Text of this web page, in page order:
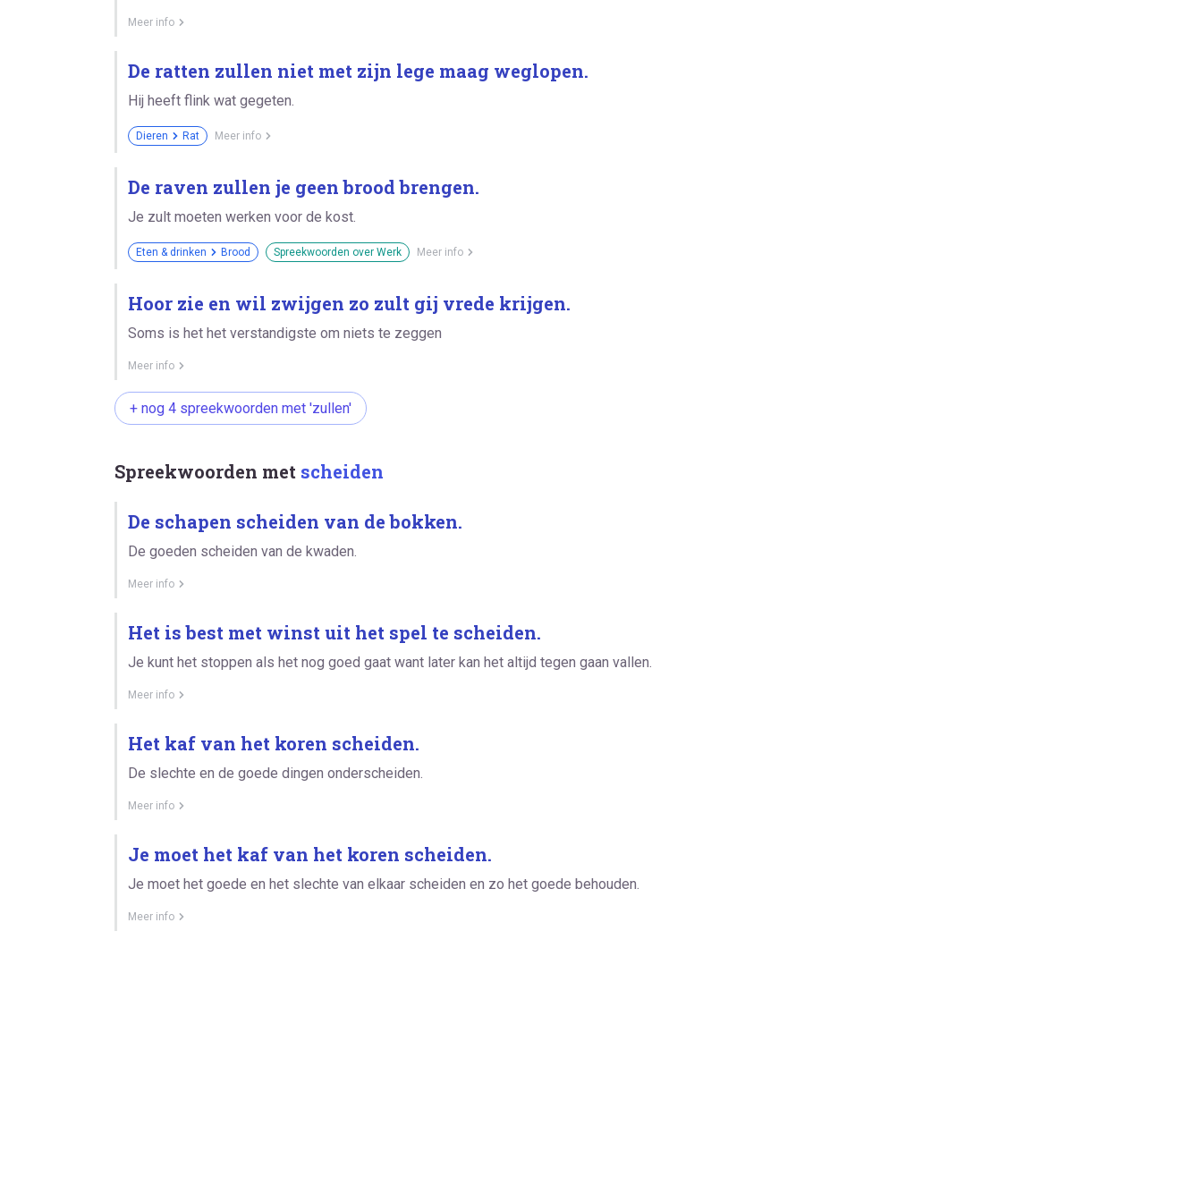
Meer info
De ratten zullen niet met zijn lege maag weglopen.
Hij heeft flink wat gegeten.
Dieren Rat Meer info
De raven zullen je geen brood brengen.
Je zult moeten werken voor de kost.
Eten & drinken Brood Spreekwoorden over Werk Meer info
Hoor zie en wil zwijgen zo zult gij vrede krijgen.
Soms is het het verstandigste om niets te zeggen
Meer info
+ nog 4 spreekwoorden met 'zullen'
Spreekwoorden met scheiden
De schapen scheiden van de bokken.
De goeden scheiden van de kwaden.
Meer info
Het is best met winst uit het spel te scheiden.
Je kunt het stoppen als het nog goed gaat want later kan het altijd tegen gaan vallen.
Meer info
Het kaf van het koren scheiden.
De slechte en de goede dingen onderscheiden.
Meer info
Je moet het kaf van het koren scheiden.
Je moet het goede en het slechte van elkaar scheiden en zo het goede behouden.
Meer info